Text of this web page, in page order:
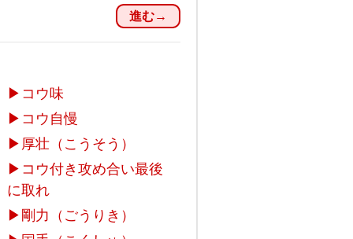
進む→
▶ コウ味
▶ コウ自慢
▶ 厚壮（こうそう）
▶ コウ付き攻め合い最後
に取れ
▶ 剛力（ごうりき）